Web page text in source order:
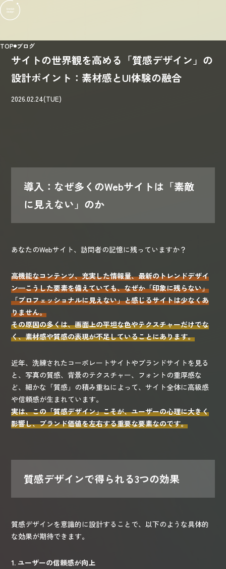
TOP ブログ
サイトの世界観を高める「質感デザイン」の
設計ポイント：素材感とUI体験の融合
2026.02.24(TUE)
導入：なぜ多くのWebサイトは「素敵
に見えない」のか
あなたのWebサイト、訪問者の記憶に残っていますか？
高機能なコンテンツ、充実した情報量、最新のトレンドデザイ
ン—こうした要素を備えていても、なぜか「印象に残らない」
「プロフェッショナルに見えない」と感じるサイトは少なくあ
りません。
その原因の多くは、画面上の平坦な色やテクスチャーだけでな
く、素材感や質感の表現が不足していることにあります。
近年、洗練されたコーポレートサイトやブランドサイトを見る
と、写真の質感、背景のテクスチャー、フォントの重厚感な
ど、細かな「質感」の積み重ねによって、サイト全体に高級感
や信頼感が生まれています。
実は、この「質感デザイン」こそが、ユーザーの心理に大きく
影響し、ブランド価値を左右する重要な要素なのです。
質感デザインで得られる3つの効果
質感デザインを意識的に設計することで、以下のような具体的
な効果が期待できます。
1. ユーザーの信頼感が向上